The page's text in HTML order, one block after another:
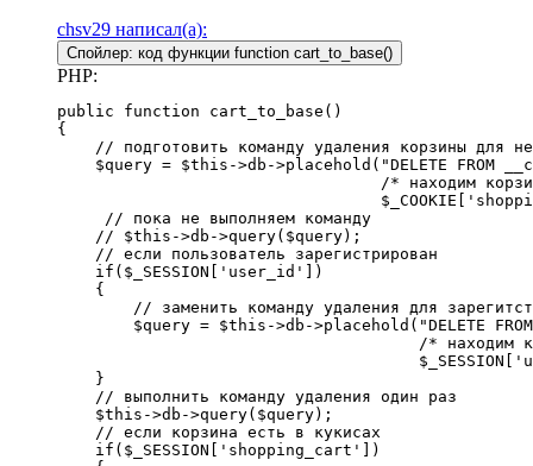
chsv29 написал(а):
Спойлер: код функции function cart_to_base()
PHP:
public function cart_to_base()
{
// подготовить команду удаления корзины для
$query = $this->db->placehold("DELETE FROM
/* находим
     // пока не выполняем команду
    // $this->db->query($query);
    // если пользователь зарегистрирован
    if($_SESSION['user_id'])
    {
// заменить команду удаления для
$query = $this->db->placehold("DELETE
/* находим
    }
    // выполнить команду удаления один раз
    $this->db->query($query);
    // если корзина есть в кукисах
    if($_SESSION['shopping_cart'])